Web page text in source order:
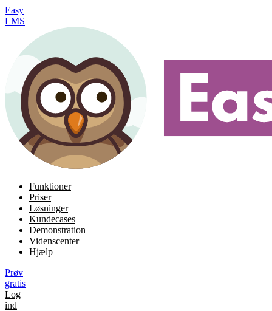
Easy
LMS
Funktioner
Priser
Løsninger
Kundecases
Demonstration
Videnscenter
Hjælp
Prøv
gratis
Log
ind